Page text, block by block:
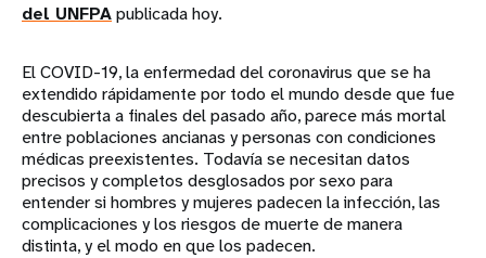
del UNFPApublicada hoy.
El COVID-19, la enfermedad del coronavirus que se ha
extendido rápidamente por todo el mundo desde que fue
descubierta a finales del pasado año, parece más mortal
entre poblaciones ancianas y personas con condiciones
médicas preexistentes. Todavía se necesitan datos
precisos y completos desglosados por sexo para
entender si hombres y mujeres padecen la infección, las
complicaciones y los riesgos de muerte de manera
distinta, y el modo en que los padecen.